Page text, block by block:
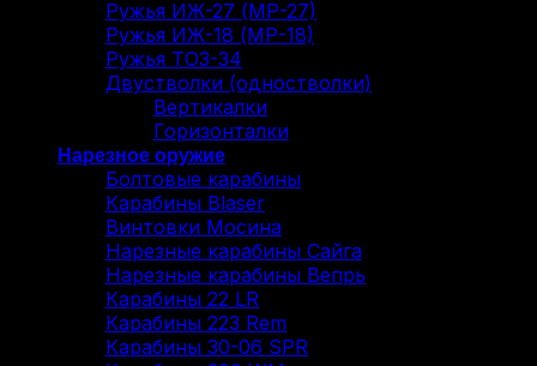
Ружья ИЖ-27 (МР-27)
Ружья ИЖ-18 (МР-18)
Ружья ТОЗ-34
Двустволки (одностволки)
Вертикалки
Горизонталки
Нарезное оружие
Болтовые карабины
Карабины Blaser
Винтовки Мосина
Нарезные карабины Сайга
Нарезные карабины Вепрь
Карабины 22 LR
Карабины 223 Rem
Карабины 30-06 SPR